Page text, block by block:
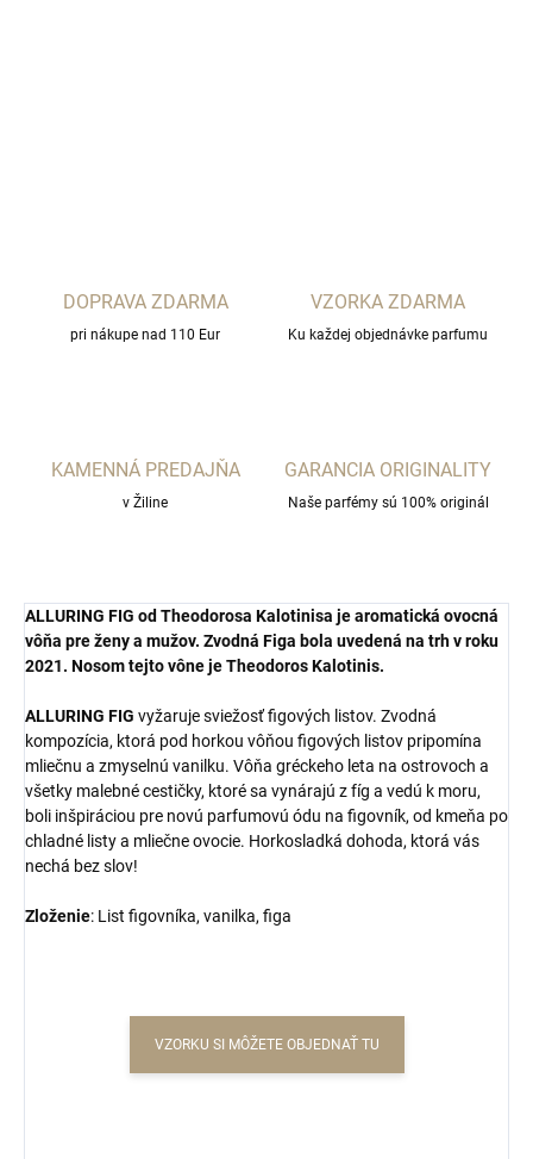
DOPRAVA ZDARMA
pri nákupe nad 110 Eur
VZORKA ZDARMA
Ku každej objednávke parfumu
KAMENNÁ PREDAJŇA
v Žiline
GARANCIA ORIGINALITY
Naše parfémy sú 100% originál
ALLURING FIG od Theodorosa Kalotinisa je aromatická ovocná
vôňa pre ženy a mužov. Zvodná Figa bola uvedená na trh v roku
2021. Nosom tejto vône je Theodoros Kalotinis.
ALLURING FIG vyžaruje sviežosť figových listov. Zvodná
kompozícia, ktorá pod horkou vôňou figových listov pripomína
mliečnu a zmyselnú vanilku. Vôňa gréckeho leta na ostrovoch a
všetky malebné cestičky, ktoré sa vynárajú z fíg a vedú k moru,
boli inšpiráciou pre novú parfumovú ódu na figovník, od kmeňa po
chladné listy a mliečne ovocie. Horkosladká dohoda, ktorá vás
nechá bez slov!
Zloženie: List figovníka, vanilka, figa
VZORKU SI MÔŽETE OBJEDNAŤ TU